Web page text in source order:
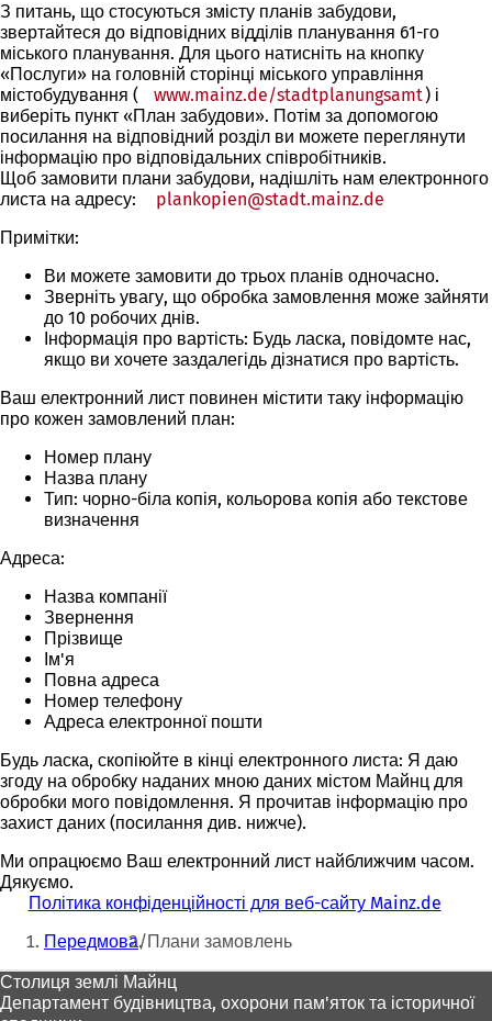
З питань, що стосуються змісту планів забудови,
звертайтеся до відповідних відділів планування 61-го
міського планування. Для цього натисніть на кнопку
«Послуги» на головній сторінці міського управління
містобудування (
www.mainz.de/stadtplanungsamt) і
виберіть пункт «План забудови». Потім за допомогою
посилання на відповідний розділ ви можете переглянути
інформацію про відповідальних співробітників.
Щоб замовити плани забудови, надішліть нам електронного
листа на адресу:
plankopien stadt.mainz de
Примітки:
Ви можете замовити до трьох планів одночасно.
Зверніть увагу, що обробка замовлення може зайняти
до 10 робочих днів.
Інформація про вартість: Будь ласка, повідомте нас,
якщо ви хочете заздалегідь дізнатися про вартість.
Ваш електронний лист повинен містити таку інформацію
про кожен замовлений план:
Номер плану
Назва плану
Тип: чорно-біла копія, кольорова копія або текстове
визначення
Адреса:
Назва компанії
Звернення
Прізвище
Ім'я
Повна адреса
Номер телефону
Адреса електронної пошти
Будь ласка, скопіюйте в кінці електронного листа: Я даю
згоду на обробку наданих мною даних містом Майнц для
обробки мого повідомлення. Я прочитав інформацію про
захист даних (посилання див. нижче).
Ми опрацюємо Ваш електронний лист найближчим часом.
Дякуємо.
Політика конфіденційності для веб-сайту Mainz.de
Ти
тут:
Передмова Плани замовлень
Зона
Столиця землі Майнц
Департамент будівництва, охорони пам'яток та історичної